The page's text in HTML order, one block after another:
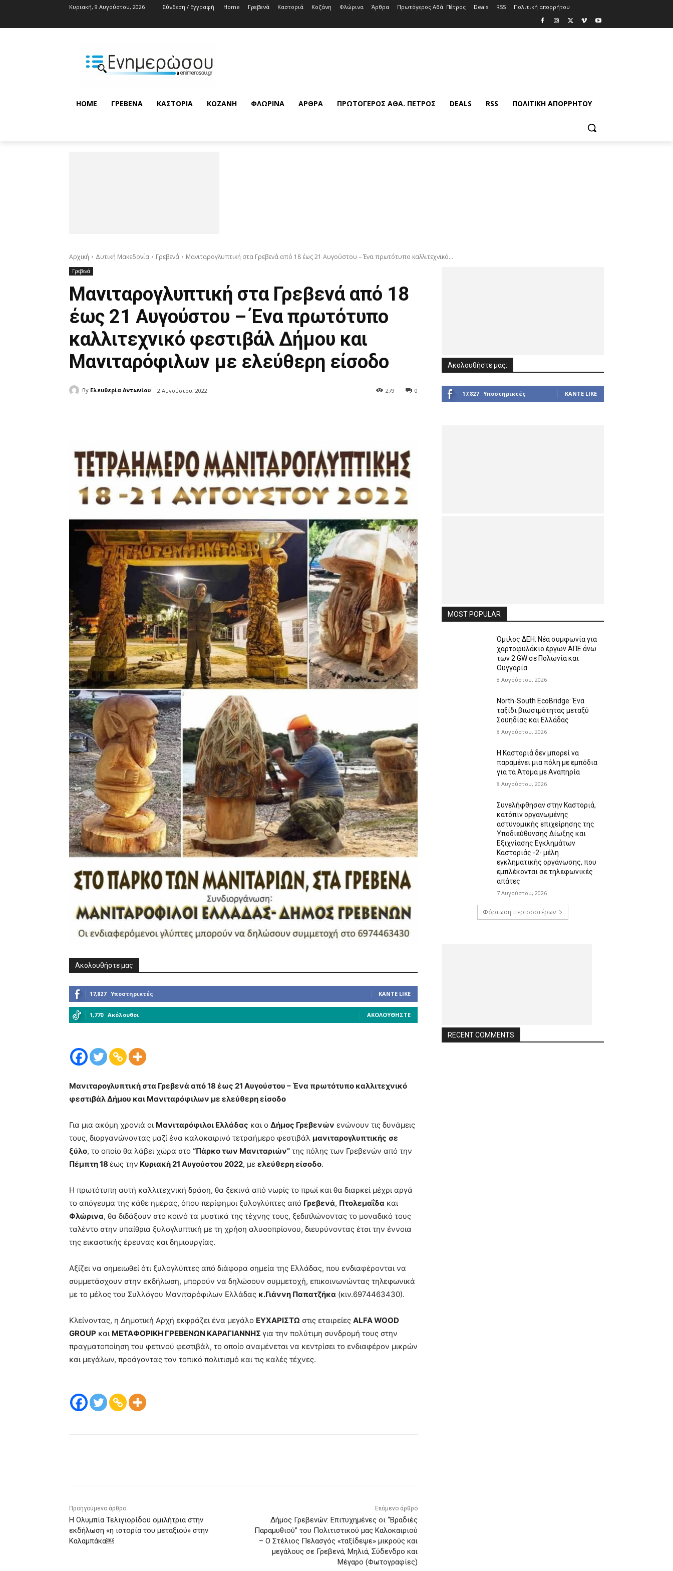
Κυριακή, 9 Αυγούστου, 2026 Σύνδεση / Εγγραφή Home Γρεβενά Καστοριά Κοζάνη Φλώρινα Άρθρα Πρωτόγερος Αθά. Πέτρος Deals RSS Πολιτική απορρήτου
HOME ΓΡΕΒΕΝΆ ΚΑΣΤΟΡΙΆ ΚΟΖΆΝΗ ΦΛΏΡΙΝΑ ΆΡΘΡΑ ΠΡΩΤΌΓΕΡΟΣ ΑΘΆ. ΠΈΤΡΟΣ DEALS RSS ΠΟΛΙΤΙΚΉ ΑΠΟΡΡΉΤΟΥ
Αρχική Δυτική Μακεδονία Γρεβενά Μανιταρογλυπτική στα Γρεβενά από 18 έως 21 Αυγούστου – Ένα πρωτότυπο καλλιτεχνικό...
Γρεβενά
Μανιταρογλυπτική στα Γρεβενά από 18
έως 21 Αυγούστου – Ένα πρωτότυπο
καλλιτεχνικό φεστιβάλ Δήμου και
Μανιταρόφιλων με ελεύθερη είσοδο
By Ελευθερία Αντωνίου 2 Αυγούστου, 2022 0
279
Ακολουθήστε μας
17,827 Υποστηρικτές ΚΆΝΤΕ LIKE
1,770 Ακόλουθοι ΑΚΟΛΟΥΘΉΣΤΕ
Μανιταρογλυπτική στα Γρεβενά από 18 έως 21 Αυγούστου – Ένα πρωτότυπο καλλιτεχνικό
φεστιβάλ Δήμου και Μανιταρόφιλων με ελεύθερη είσοδο
Για μια ακόμη χρονιά οι Μανιταρόφιλοι Ελλάδας και ο Δήμος Γρεβενών ενώνουν τις δυνάμεις
τους, διοργανώνοντας μαζί ένα καλοκαιρινό τετραήμερο φεστιβάλ μανιταρογλυπτικής σε
ξύλο, το οποίο θα λάβει χώρα στο “Πάρκο των Μανιταριών” της πόλης των Γρεβενών από την
Πέμπτη 18 έως την Κυριακή 21 Αυγούστου 2022, με ελεύθερη είσοδο.
Η πρωτότυπη αυτή καλλιτεχνική δράση, θα ξεκινά από νωρίς το πρωί και θα διαρκεί μέχρι αργά
το απόγευμα της κάθε ημέρας, όπου περίφημοι ξυλογλύπτες από Γρεβενά, Πτολεμαΐδα και
Φλώρινα, θα διδάξουν στο κοινό τα μυστικά της τέχνης τους, ξεδιπλώνοντας το μοναδικό τους
ταλέντο στην υπαίθρια ξυλογλυπτική με τη χρήση αλυσοπρίονου, διευρύνοντας έτσι την έννοια
της εικαστικής έρευνας και δημιουργίας.
Αξίζει να σημειωθεί ότι ξυλογλύπτες από διάφορα σημεία της Ελλάδας, που ενδιαφέρονται να
συμμετάσχουν στην εκδήλωση, μπορούν να δηλώσουν συμμετοχή, επικοινωνώντας τηλεφωνικά
με το μέλος του Συλλόγου Μανιταρόφιλων Ελλάδας κ.Γιάννη Παπατζήκα (κιν.6974463430).
Κλείνοντας, η Δημοτική Αρχή εκφράζει ένα μεγάλο ΕΥΧΑΡΙΣΤΩ στις εταιρείες ALFAWOOD
GROUP και ΜΕΤΑΦΟΡΙΚΗ ΓΡΕΒΕΝΩΝ ΚΑΡΑΓΙΑΝΝΗΣ για την πολύτιμη συνδρομή τους στην
πραγματοποίηση του φετινού φεστιβάλ, το οποίο αναμένεται να κεντρίσει το ενδιαφέρον μικρών
και μεγάλων, προάγοντας τον τοπικό πολιτισμό και τις καλές τέχνες.
Προηγούμενο άρθρο
Η Ολυμπία Τελιγιορίδου ομιλήτρια στην
εκδήλωση «η ιστορία του μεταξιού» στην
Καλαμπάκα￼
Επόμενο άρθρο
Δήμος Γρεβενών: Επιτυχημένες οι “Βραδιές
Παραμυθιού” του Πολιτιστικού μας Καλοκαιριού
– Ο Στέλιος Πελασγός «ταξίδεψε» μικρούς και
μεγάλους σε Γρεβενά, Μηλιά, Σύδενδρο και
Μέγαρο (Φωτογραφίες)
Ακολουθήστε μας:
17,827 Υποστηρικτές ΚΆΝΤΕ LIKE
MOST POPULAR
Όμιλος ΔΕΗ: Νέα συμφωνία για
χαρτοφυλάκιο έργων ΑΠΕ άνω
των 2 GW σε Πολωνία και
Ουγγαρία
8 Αυγούστου, 2026
North-South EcoBridge: Ένα
ταξίδι βιωσιμότητας μεταξύ
Σουηδίας και Ελλάδας
8 Αυγούστου, 2026
Η Καστοριά δεν μπορεί να
παραμένει μια πόλη με εμπόδια
για τα Άτομα με Αναπηρία
8 Αυγούστου, 2026
Συνελήφθησαν στην Καστοριά,
κατόπιν οργανωμένης
αστυνομικής επιχείρησης της
Υποδιεύθυνσης Δίωξης και
Εξιχνίασης Εγκλημάτων
Καστοριάς -2- μέλη
εγκληματικής οργάνωσης, που
εμπλέκονται σε τηλεφωνικές
απάτες
7 Αυγούστου, 2026
Φόρτωση περισσοτέρων
RECENT COMMENTS